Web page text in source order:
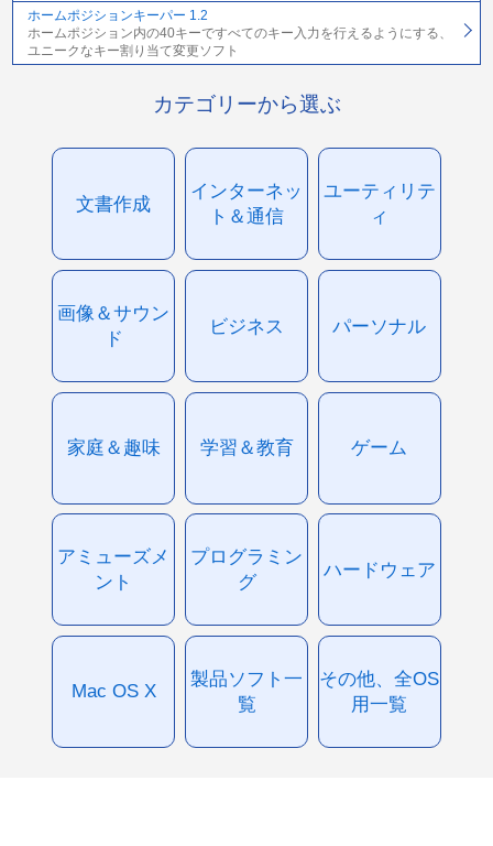
ホームポジションキーパー 1.2
ホームポジション内の40キーですべてのキー入力を行えるようにする、
ユニークなキー割り当て変更ソフト
カテゴリーから選ぶ
文書作成
インターネッ
ト＆通信
ユーティリテ
ィ
画像＆サウン
ド
ビジネス パーソナル
家庭＆趣味 学習＆教育 ゲーム
アミューズメ
ント
プログラミン
グ
ハードウェア
Mac OS X
製品ソフト一
覧
その他、全OS
用一覧